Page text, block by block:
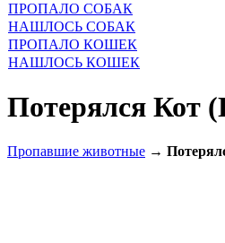
ПРОПАЛО СОБАК
НАШЛОСЬ СОБАК
ПРОПАЛО КОШЕК
НАШЛОСЬ КОШЕК
Потерялся Кот
Пропавшие животные →